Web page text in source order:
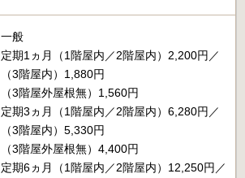
一般
定期1ヵ月（1階屋内／2階屋内）2,200円／
（3階屋内）1,880円
（3階屋外屋根無）1,560円
定期3ヵ月（1階屋内／2階屋内）6,280円／
（3階屋内）5,330円
（3階屋外屋根無）4,400円
定期6ヵ月（1階屋内／2階屋内）12,250円／